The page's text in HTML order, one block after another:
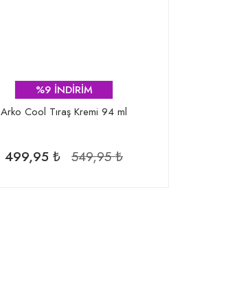
%9 İNDİRİM
Arko Cool Tıraş Kremi 94 ml
499,95 ₺ 549,95 ₺